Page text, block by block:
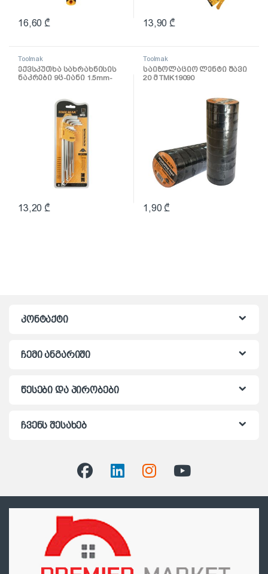
16,60 ₾ 13,90 ₾
Toolmak
ექვსკუთხა სახრახნისის
ნაკრები 9ც-იანი 1.5mm-
13,20 ₾
Toolmak
საიზოლაციო ლენტი შავი
20 მ TMK19090
1,90 ₾
კონტაქტი
ჩემი ანგარიში
წესები და პირობები
ჩვენს შესახებ